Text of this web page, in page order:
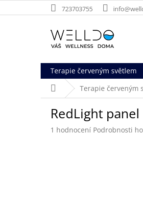
na
723703755
Terapie červeným světlem
Domů Terapie červeným
RedLight
Průměrné
1 hodnocení Podrobnosti